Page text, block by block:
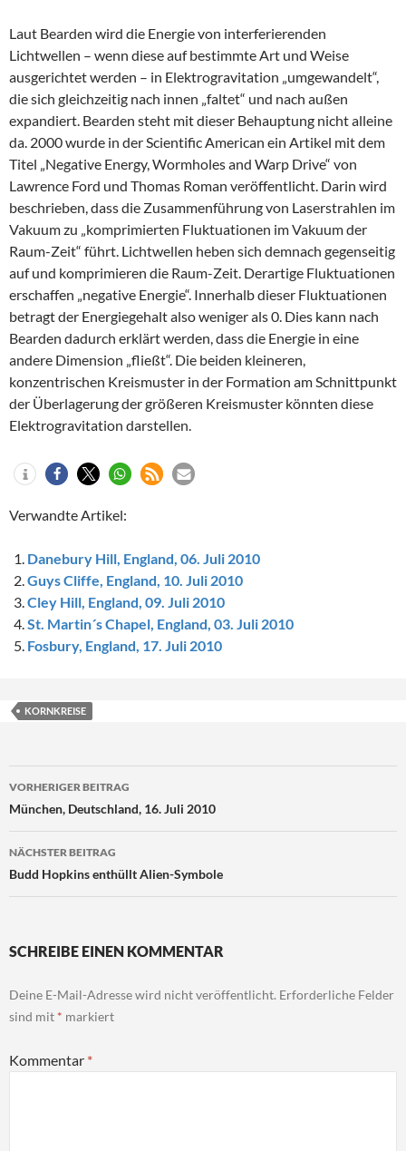
Laut Bearden wird die Energie von interferierenden
Lichtwellen – wenn diese auf bestimmte Art und Weise
ausgerichtet werden – in Elektrogravitation „umgewandelt“,
die sich gleichzeitig nach innen „faltet“ und nach außen
expandiert. Bearden steht mit dieser Behauptung nicht alleine
da. 2000 wurde in der Scientific American ein Artikel mit dem
Titel „Negative Energy, Wormholes and Warp Drive“ von
Lawrence Ford und Thomas Roman veröffentlicht. Darin wird
beschrieben, dass die Zusammenführung von Laserstrahlen im
Vakuum zu „komprimierten Fluktuationen im Vakuum der
Raum-Zeit“ führt. Lichtwellen heben sich demnach gegenseitig
auf und komprimieren die Raum-Zeit. Derartige Fluktuationen
erschaffen „negative Energie“. Innerhalb dieser Fluktuationen
betragt der Energiegehalt also weniger als 0. Dies kann nach
Bearden dadurch erklärt werden, dass die Energie in eine
andere Dimension „fließt“. Die beiden kleineren,
konzentrischen Kreismuster in der Formation am Schnittpunkt
der Überlagerung der größeren Kreismuster könnten diese
Elektrogravitation darstellen.
Verwandte Artikel:
Danebury Hill, England, 06. Juli 2010
Guys Cliffe, England, 10. Juli 2010
Cley Hill, England, 09. Juli 2010
St. Martin´s Chapel, England, 03. Juli 2010
Fosbury, England, 17. Juli 2010
KORNKREISE
Beitragsnavigation
VORHERIGER BEITRAG
München, Deutschland, 16. Juli 2010
NÄCHSTER BEITRAG
Budd Hopkins enthüllt Alien-Symbole
SCHREIBE EINEN KOMMENTAR
Deine E-Mail-Adresse wird nicht veröffentlicht. Erforderliche Felder
sind mit * markiert
Kommentar *